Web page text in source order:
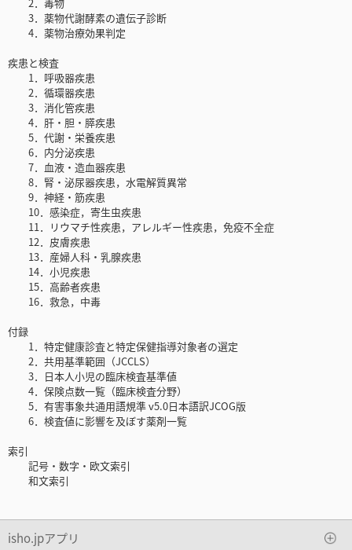
3．薬物代謝酵素の遺伝子診断
4．薬物治療効果判定
疾患と検査
1．呼吸器疾患
2．循環器疾患
3．消化管疾患
4．肝・胆・膵疾患
5．代謝・栄養疾患
6．内分泌疾患
7．血液・造血器疾患
8．腎・泌尿器疾患，水電解質異常
9．神経・筋疾患
10．感染症，寄生虫疾患
11．リウマチ性疾患，アレルギー性疾患，免疫不全症
12．皮膚疾患
13．産婦人科・乳腺疾患
14．小児疾患
15．高齢者疾患
16．救急，中毒
付録
1．特定健康診査と特定保健指導対象者の選定
2．共用基準範囲（JCCLS）
3．日本人小児の臨床検査基準値
4．保険点数一覧（臨床検査分野）
5．有害事象共通用語規準 v5.0日本語訳JCOG版
6．検査値に影響を及ぼす薬剤一覧
索引
記号・数字・欧文索引
和文索引
isho.jpアプリ